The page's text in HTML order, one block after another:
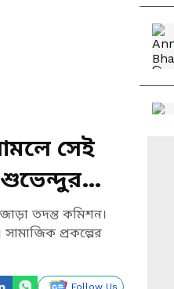
সেই
তদন্ত কমিশন।
প্রকল্পের